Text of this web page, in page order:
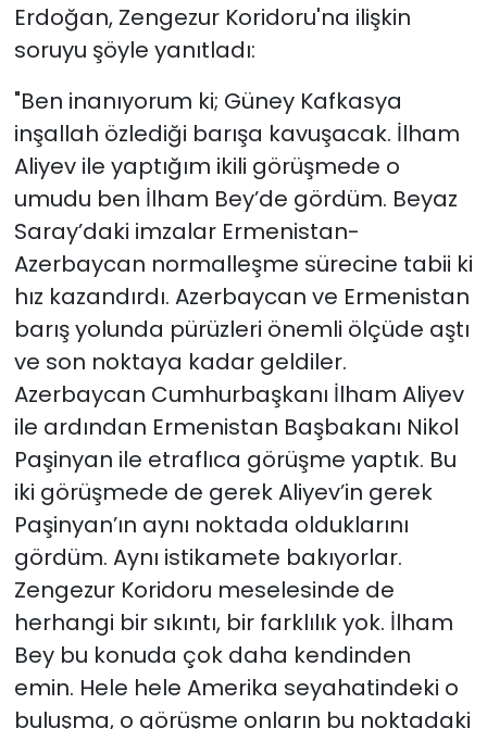
Erdoğan, Zengezur Koridoru'na ilişkin
soruyu şöyle yanıtladı:
"Ben inanıyorum ki; Güney Kafkasya
inşallah özlediği barışa kavuşacak. İlham
Aliyev ile yaptığım ikili görüşmede o
umudu ben İlham Bey’de gördüm. Beyaz
Saray’daki imzalar Ermenistan-
Azerbaycan normalleşme sürecine tabii ki
hız kazandırdı. Azerbaycan ve Ermenistan
barış yolunda pürüzleri önemli ölçüde aştı
ve son noktaya kadar geldiler.
Azerbaycan Cumhurbaşkanı İlham Aliyev
ile ardından Ermenistan Başbakanı Nikol
Paşinyan ile etraflıca görüşme yaptık. Bu
iki görüşmede de gerek Aliyev’in gerek
Paşinyan’ın aynı noktada olduklarını
gördüm. Aynı istikamete bakıyorlar.
Zengezur Koridoru meselesinde de
herhangi bir sıkıntı, bir farklılık yok. İlham
Bey bu konuda çok daha kendinden
emin. Hele hele Amerika seyahatindeki o
buluşma, o görüşme onların bu noktadaki